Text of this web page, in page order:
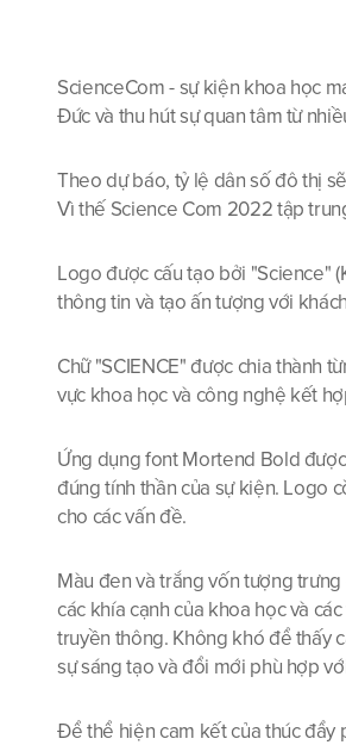
ScienceCom - sự kiện khoa học
Đức và thu hút sự quan tâm từ
Theo dự báo, tỷ lệ dân số đô thị
Vì thế Science Com 2022 tập
Logo được cấu tạo bởi "Science"
thông tin và tạo ấn tượng với
Chữ "SCIENCE" được chia thành
vực khoa học và công nghệ kết
Ứng dụng font Mortend Bold
đúng tính thần của sự kiện. Logo
cho các vấn đề.
Màu đen và trắng vốn tượng
các khía cạnh của khoa học và
truyền thông. Không khó để thấy
sự sáng tạo và đổi mới phù hợp
Để thể hiện cam kết của thúc đẩy